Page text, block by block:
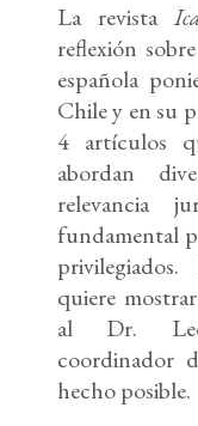
La revista
reflexión
española
Chile y en su
4 artículos
abordan
relevancia
fundamental
quiere
al Dr.
coordinador
hecho posible.